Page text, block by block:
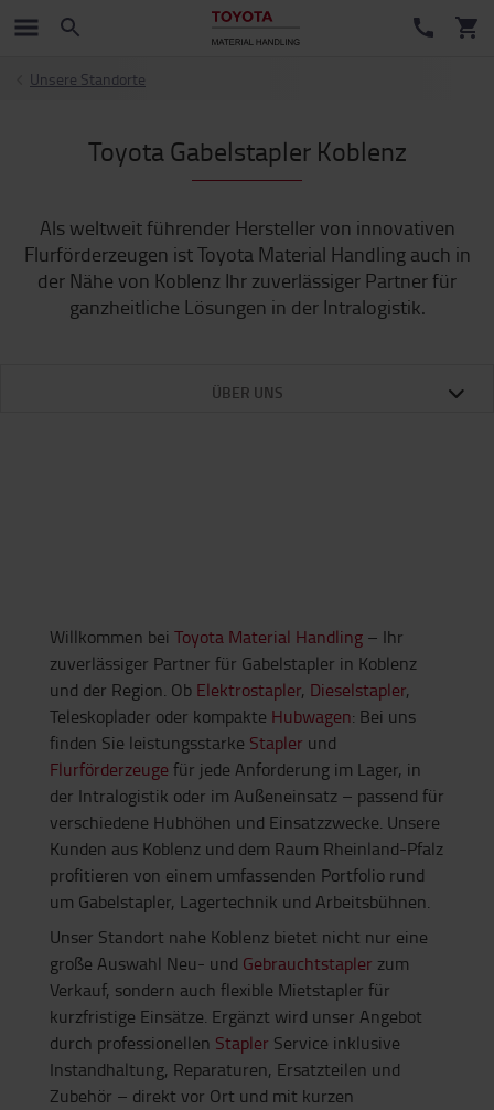
Unsere Standorte
Toyota Gabelstapler Koblenz
Als weltweit führender Hersteller von innovativen
Flurförderzeugen ist Toyota Material Handling auch in
der Nähe von Koblenz Ihr zuverlässiger Partner für
ganzheitliche Lösungen in der Intralogistik.
ÜBER UNS
Willkommen bei Toyota Material Handling – Ihr
zuverlässiger Partner für Gabelstapler in Koblenz
und der Region. Ob Elektrostapler, Dieselstapler,
Teleskoplader oder kompakte Hubwagen: Bei uns
finden Sie leistungsstarke Stapler und
Flurförderzeuge für jede Anforderung im Lager, in
der Intralogistik oder im Außeneinsatz – passend für
verschiedene Hubhöhen und Einsatzzwecke. Unsere
Kunden aus Koblenz und dem Raum Rheinland-Pfalz
profitieren von einem umfassenden Portfolio rund
um Gabelstapler, Lagertechnik und Arbeitsbühnen.
Unser Standort nahe Koblenz bietet nicht nur eine
große Auswahl Neu- und Gebrauchtstapler zum
Verkauf, sondern auch flexible Mietstapler für
kurzfristige Einsätze. Ergänzt wird unser Angebot
durch professionellen Stapler Service inklusive
Instandhaltung, Reparaturen, Ersatzteilen und
Zubehör – direkt vor Ort und mit kurzen